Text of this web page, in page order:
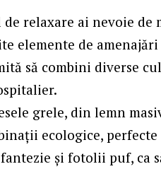
relaxare ai nevoie
elemente de
să combini diverse
grele, din lemn
ecologice,
și fotolii puf, ca